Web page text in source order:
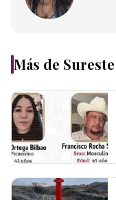
Más de Sureste